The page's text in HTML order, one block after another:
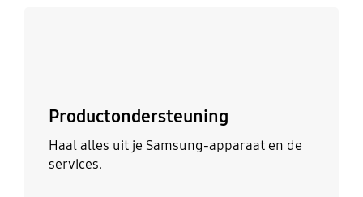
Productondersteuning
Haal alles uit je Samsung-apparaat en de
services.